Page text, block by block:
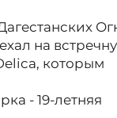
на
которым
- 19-летняя